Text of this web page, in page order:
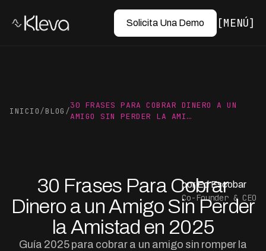
Solicita Una Demo MENÚ
INICIO/BLOG /
30 FRASES PARA COBRAR DINERO A UN
AMIGO SIN PERDER LA AMI…
30 Frases Para Cobrar
Dinero a un Amigo Sin Perder
la Amistad en 2025
Guía 2025 para cobrar a un amigo sin romper la
por Ed Escobar
Co-Founder & CEO